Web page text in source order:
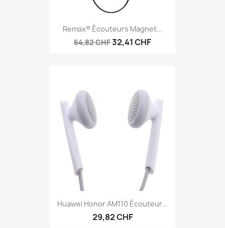
Remax® Écouteurs Magnet...
64,82 CHF32,41 CHF
Huawei Honor AM110 Écouteur...
29,82 CHF